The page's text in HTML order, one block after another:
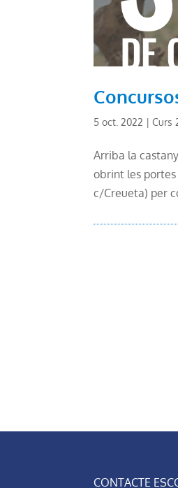
5 oct. 2022 |Curs
Arriba la
obrint les portes
c/Creueta) per
CONTACTE